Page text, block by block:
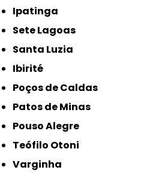
Ipatinga
Sete Lagoas
Santa Luzia
Ibirité
Poços de Caldas
Patos de Minas
Pouso Alegre
Teófilo Otoni
Varginha